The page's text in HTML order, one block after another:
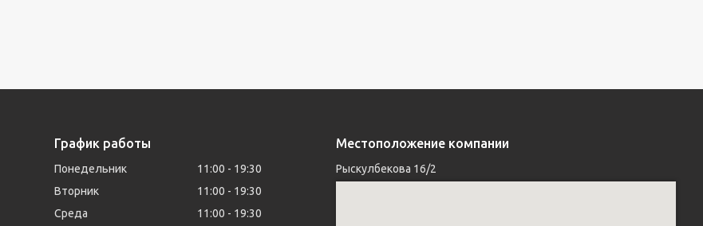
График работы
Понедельник 11:00
19:30
Вторник
11:00
19:30
Среда
11:00
19:30
Местоположение компании
Рыскулбекова 16/2